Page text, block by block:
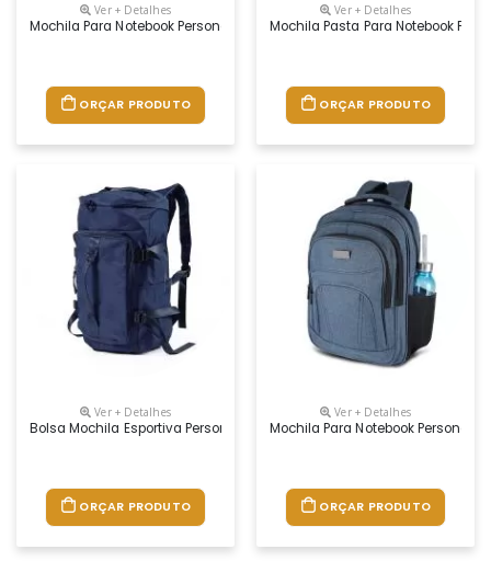
Ver + Detalhes
Mochila Para Notebook Personalizada
ORÇAR PRODUTO
Ver + Detalhes
Mochila Pasta Para Notebook
ORÇAR PRODUTO
Ver + Detalhes
Bolsa Mochila Esportiva Personalizada
ORÇAR PRODUTO
Ver + Detalhes
Mochila Para Notebook
ORÇAR PRODUTO